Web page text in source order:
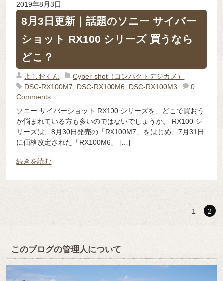
2019年8月3日
8月3日更新｜話題のソニー サイバー
ショット RX100 シリーズ 買うなら
どこ？
よしおくん
Cyber-shot（コンパクトデジカメ）
DSC-RX100M7, DSC-RX100M6, DSC-RX100M3
0
Comments
ソニー サイバーショット RX100 シリーズを、どこで買おう
か悩まれている方も多いのではないでしょうか。 RX100 シ
リーズは、8月30日発売の「RX100M7」をはじめ、7月31日
に価格改定された「RX100M6」 […]
続きを読む
1 2
このブログの管理人について